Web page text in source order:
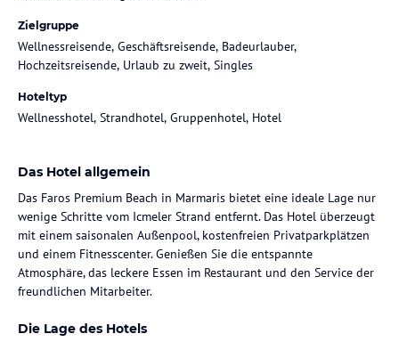
Zielgruppe
Wellnessreisende, Geschäftsreisende, Badeurlauber,
Hochzeitsreisende, Urlaub zu zweit, Singles
Hoteltyp
Wellnesshotel, Strandhotel, Gruppenhotel, Hotel
Das Hotel allgemein
Das Faros Premium Beach in Marmaris bietet eine ideale Lage nur
wenige Schritte vom Icmeler Strand entfernt. Das Hotel überzeugt
mit einem saisonalen Außenpool, kostenfreien Privatparkplätzen
und einem Fitnesscenter. Genießen Sie die entspannte
Atmosphäre, das leckere Essen im Restaurant und den Service der
freundlichen Mitarbeiter.
Die Lage des Hotels